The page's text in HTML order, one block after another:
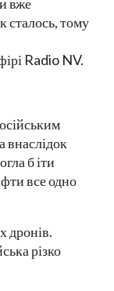
сталось, тому
Radio NV.
внаслідок
б іти
все одно
дронів.
різко